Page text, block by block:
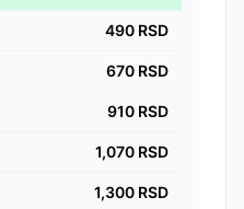
490 RSD
670 RSD
910 RSD
1,070 RSD
1,300 RSD